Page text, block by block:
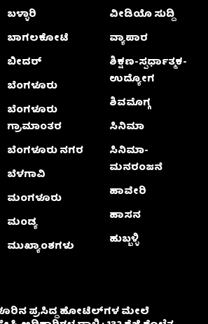
ಬಳ್ಳಾರಿ
ಬಾಗಲಕೋಟೆ
ಬೀದರ್
ಬೆಂಗಳೂರು
ಬೆಂಗಳೂರು
ಗ್ರಾಮಾಂತರ
ಬೆಂಗಳೂರು ನಗರ
ಬೆಳಗಾವಿ
ಮಂಗಳೂರು
ಮಂಡ್ಯ
ಮುಖ್ಯಾಂಶಗಳು
ವೀಡಿಯೊ ಸುದ್ದಿ
ವ್ಯಾಪಾರ
ಶಿಕ್ಷಣ-ಸ್ಪರ್ಧಾತ್ಮಕ-
ಉದ್ಯೋಗ
ಶಿವಮೊಗ್ಗ
ಸಿನಿಮಾ
ಸಿನಿಮಾ-
ಮನರಂಜನೆ
ಹಾವೇರಿ
ಹಾಸನ
ಹುಬ್ಬಳ್ಳಿ
ಪ್ರಸಿದ್ದ ಹೋಟೆಲ್‌ಗಳ ಮೇಲೆ